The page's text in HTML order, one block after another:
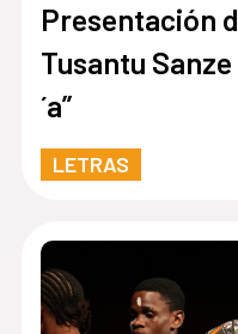
Presentación
Tusantu Sanze
´a”
LETRAS